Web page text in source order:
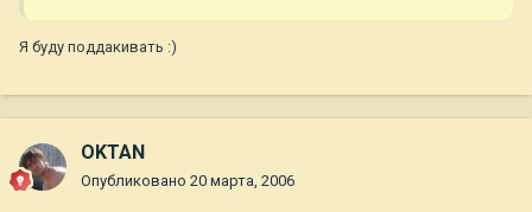
Я буду поддакивать :)
OKTAN
Опубликовано 20 марта, 2006